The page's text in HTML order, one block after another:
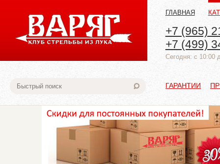
ГЛАВНАЯ
+7 (965)
+7 (499)
Cегодня: с 10:00
ГАРАНТИИ